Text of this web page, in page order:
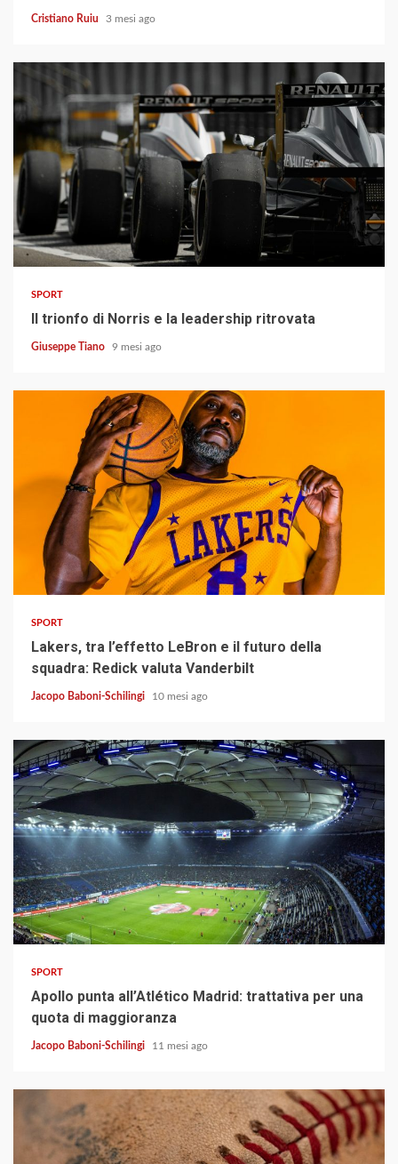
Cristiano Ruiu 3 mesi ago
3 min read
SPORT
Il trionfo di Norris e la leadership ritrovata
Giuseppe Tiano 9 mesi ago
4 min read
SPORT
Lakers, tra l’effetto LeBron e il futuro della
squadra: Redick valuta Vanderbilt
Jacopo Baboni-Schilingi 10 mesi ago
3 min read
SPORT
Apollo punta all’Atlético Madrid: trattativa per una
quota di maggioranza
Jacopo Baboni-Schilingi 11 mesi ago